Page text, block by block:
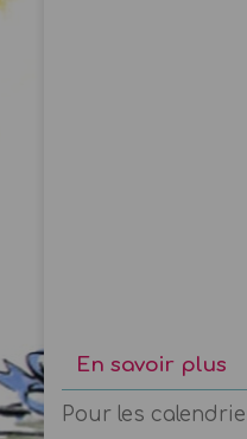
En savoir plus
Pour les